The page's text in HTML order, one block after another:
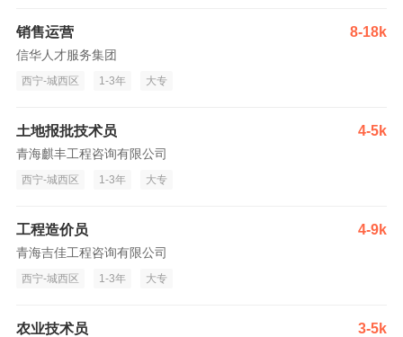
销售运营 8-18k
信华人才服务集团
西宁-城西区 1-3年 大专
土地报批技术员 4-5k
青海麒丰工程咨询有限公司
西宁-城西区 1-3年 大专
工程造价员 4-9k
青海吉佳工程咨询有限公司
西宁-城西区 1-3年 大专
农业技术员 3-5k